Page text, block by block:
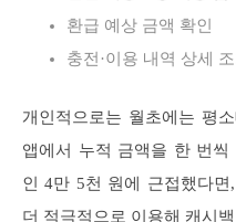
환급 예상 금액 확인
충전·이용 내역 상세 조
개인적으로는 월초에는 평
앱에서 누적 금액을 한 번씩
인 4만 5천 원에 근접했다
더 적극적으로 이용해 캐시